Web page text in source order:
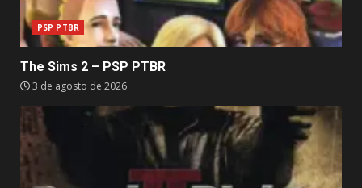
PSP PTBR
The Sims 2 – PSP PTBR
3 de agosto de 2026